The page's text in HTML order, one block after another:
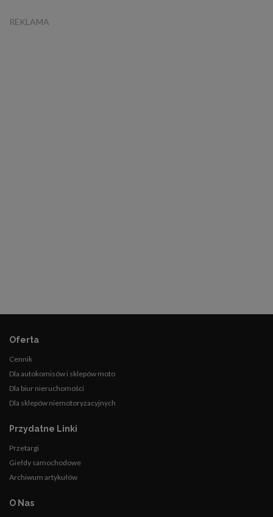
REKLAMA
Oferta
Cennik
Dla autokomisów i sklepów moto
Dla biur nieruchomości
Dla sklepów niemotoryzacyjnych
Przydatne Linki
Przetargi
Giełdy samochodowe
Archiwum artykułów
O Nas